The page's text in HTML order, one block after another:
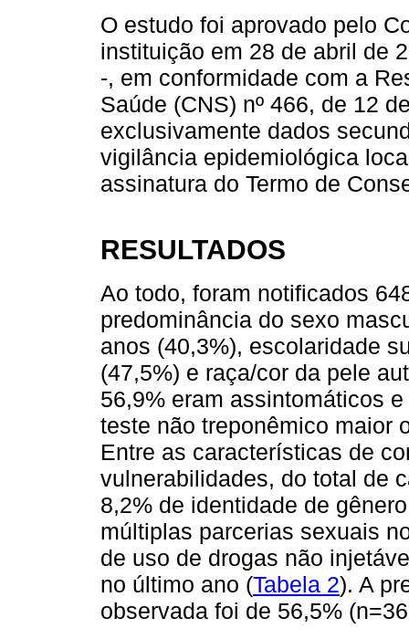
O estudo foi aprovado pelo
instituição em 28 de abril de
-, em conformidade com a
Saúde (CNS) nº 466, de 12
exclusivamente dados
vigilância epidemiológica
assinatura do Termo de
RESULTADOS
Ao todo, foram notificados
predominância do sexo
anos (40,3%), escolaridade
(47,5%) e raça/cor da pele
56,9% eram assintomáticos
teste não treponêmico maior
Entre as características de
vulnerabilidades, do total de
8,2% de identidade de
múltiplas parcerias sexuais
de uso de drogas não
no último ano (Tabela 2). A
observada foi de 56,5%